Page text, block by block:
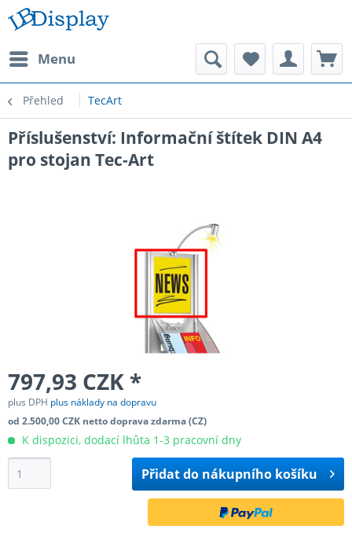
Menu
Přehled TecArt
Příslušenství: Informační štítek DIN A4
pro stojan Tec-Art
797,93 CZK *
plus DPH plus náklady na dopravu
od 2.500,00 CZK netto doprava zdarma (CZ)
K dispozici, dodací lhůta 1-3 pracovní dny
Přidat do nákupního košíku